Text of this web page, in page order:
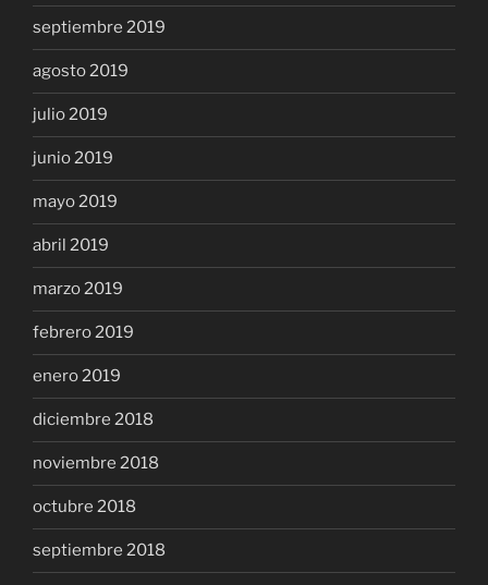
septiembre 2019
agosto 2019
julio 2019
junio 2019
mayo 2019
abril 2019
marzo 2019
febrero 2019
enero 2019
diciembre 2018
noviembre 2018
octubre 2018
septiembre 2018